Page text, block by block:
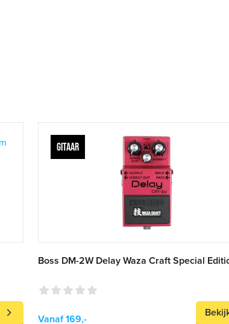
GITAAR
Boss DM-2W Delay Waza Craft Special
Vanaf 169,-